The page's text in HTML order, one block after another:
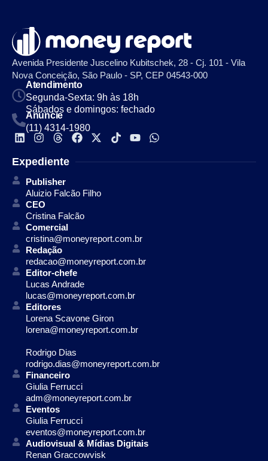
Avenida Presidente Juscelino Kubitschek, 28 - Cj. 101 - Vila
Nova Conceição, São Paulo - SP, CEP 04543-000
Atendimento
Segunda-Sexta: 9h às 18h
Sábados e domingos: fechado
Anuncie
(11) 4314-1980
Expediente
Publisher
Aluizio Falcão Filho
CEO
Cristina Falcão
Comercial
cristina@moneyreport.com.br
Redação
redacao@moneyreport.com.br
Editor-chefe
Lucas Andrade
lucas@moneyreport.com.br
Editores
Lorena Scavone Giron
lorena@moneyreport.com.br
Rodrigo Dias
rodrigo.dias@moneyreport.com.br
Financeiro
Giulia Ferrucci
adm@moneyreport.com.br
Eventos
Giulia Ferrucci
eventos@moneyreport.com.br
Audiovisual & Mídias Digitais
Renan Graccowvisk